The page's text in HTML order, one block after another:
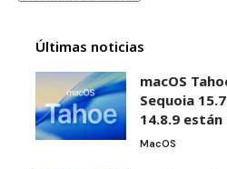
Últimas noticias
macOS
Sequoia
14.8.9
MacOS